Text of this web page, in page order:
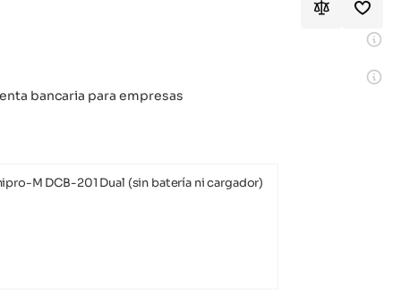
bancaria para empresas
M DCB-201 Dual (sin batería ni cargador)